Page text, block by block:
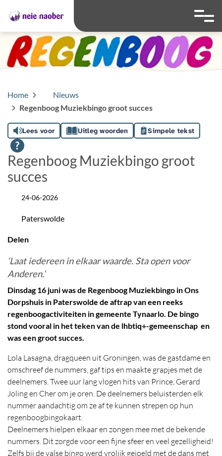
Hoog contrast
Ga naar
Home
Nieuws
Regenboog Muziekbingo groot succes
Lees voor Uitleg woorden Simpele tekst
Regenboog Muziekbingo groot
succes
Datum
24-06-2026
LocatiePaterswolde
Delen
‘Laat iedereen in elkaar waarde. Sta open voor
Anderen.’
Dinsdag 16 juni was de Regenboog Muziekbingo in Ons
Dorpshuis in Paterswolde de aftrap van een reeks
regenboogactiviteiten in gemeente Tynaarlo. De bingo
stond vooral in het teken van de lhbtiq+-gemeenschap en
was een groot succes.
Lola Lasagna, dragqueen uit Groningen, was de gastdame en
omschreef de nummers, gaf tips en maakte grapjes met de
deelnemers. Twee uur lang vlogen hits van Prince, Gerard
Joling en Cher om je oren. De deelnemers beluisterden elk
nummer aandachtig om ze af te kunnen strepen op hun
regenboogbingokaart.
Deelnemers hielpen elkaar en zongen mee met de bekende
nummers. Dit zorgde voor een fijne sfeer en veel gezelligheid!
Zelfs bij de valse bingo werd vrolijk gejoeld met de dans met